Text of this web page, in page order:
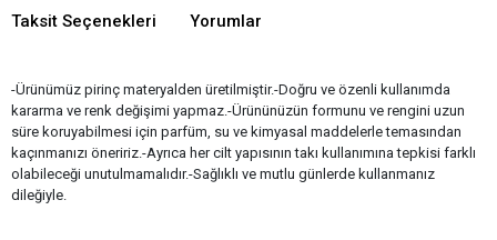
Taksit Seçenekleri Yorumlar
-Ürünümüz pirinç materyalden üretilmiştir.-Doğru ve özenli kullanımda
kararma ve renk değişimi yapmaz.-Ürününüzün formunu ve rengini uzun
süre koruyabilmesi için parfüm, su ve kimyasal maddelerle temasından
kaçınmanızı öneririz.-Ayrıca her cilt yapısının takı kullanımına tepkisi farklı
olabileceği unutulmamalıdır.-Sağlıklı ve mutlu günlerde kullanmanız
dileğiyle.